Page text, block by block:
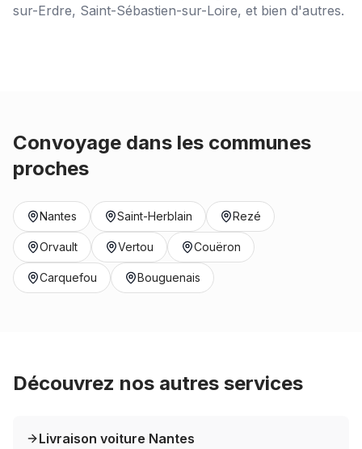
sur-Erdre, Saint-Sébastien-sur-Loire, et bien d'autres.
Convoyage dans les communes
proches
Nantes Saint-Herblain Rezé
Orvault Vertou Couëron
Carquefou Bouguenais
Découvrez nos autres services
Livraison voiture Nantes